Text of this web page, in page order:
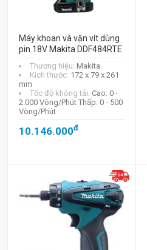
Máy khoan và vặn vít dùng
pin 18V Makita DDF484RTE
Thương hiệu: Makita
Kích thước: 172 x 79 x 261
mm
Tốc độ không tải: Cao: 0 -
2.000 Vòng/Phút Thấp: 0 - 500
Vòng/Phút
10.146.000đ